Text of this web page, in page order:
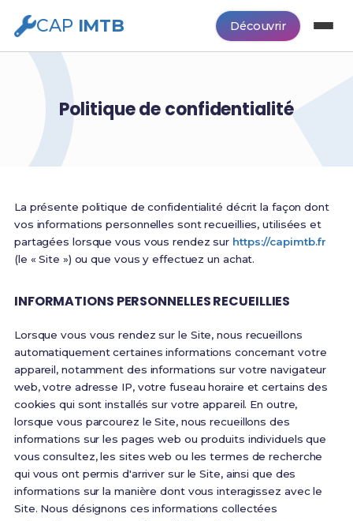
CAP IMTB Découvrir
Politique de confidentialité
La présente politique de confidentialité décrit la façon dont
vos informations personnelles sont recueillies, utilisées et
partagées lorsque vous vous rendez sur https://capimtb.fr
(le « Site ») ou que vous y effectuez un achat.
INFORMATIONS PERSONNELLES RECUEILLIES
Lorsque vous vous rendez sur le Site, nous recueillons
automatiquement certaines informations concernant votre
appareil, notamment des informations sur votre navigateur
web, votre adresse IP, votre fuseau horaire et certains des
cookies qui sont installés sur votre appareil. En outre,
lorsque vous parcourez le Site, nous recueillons des
informations sur les pages web ou produits individuels que
vous consultez, les sites web ou les termes de recherche
qui vous ont permis d'arriver sur le Site, ainsi que des
informations sur la manière dont vous interagissez avec le
Site. Nous désignons ces informations collectées